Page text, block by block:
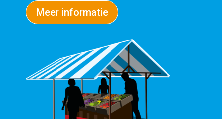
Meer informatie